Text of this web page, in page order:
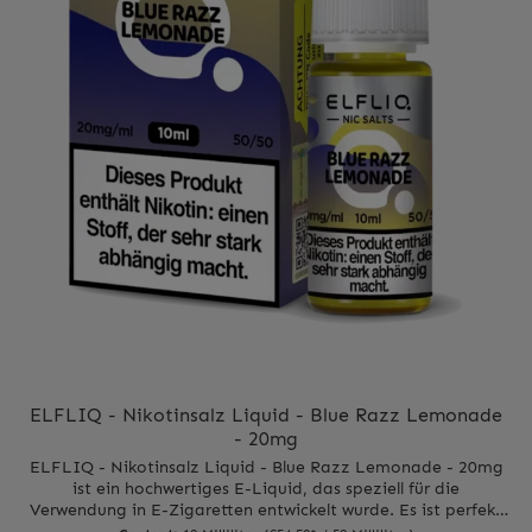
ELFLIQ - Nikotinsalz Liquid - Blue Razz Lemonade
- 20mg
ELFLIQ - Nikotinsalz Liquid - Blue Razz Lemonade - 20mg
ist ein hochwertiges E-Liquid, das speziell für die
Verwendung in E-Zigaretten entwickelt wurde. Es ist perfekt